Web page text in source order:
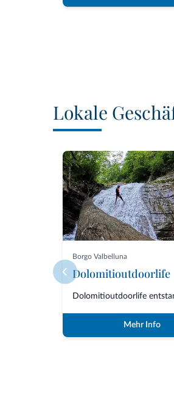
Lokale
Borgo Valbelluna
Dolomitioutdoorlife
Mehr Info